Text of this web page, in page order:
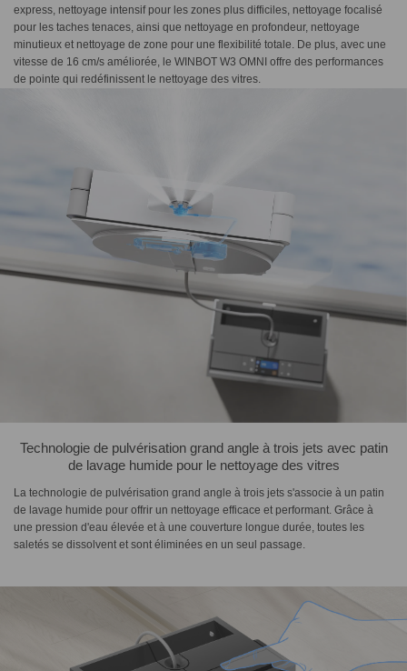
express, nettoyage intensif pour les zones plus difficiles, nettoyage focalisé
pour les taches tenaces, ainsi que nettoyage en profondeur, nettoyage
minutieux et nettoyage de zone pour une flexibilité totale. De plus, avec une
vitesse de 16 cm/s améliorée, le WINBOT W3 OMNI offre des performances
de pointe qui redéfinissent le nettoyage des vitres.
Technologie de pulvérisation grand angle à trois jets avec patin
de lavage humide pour le nettoyage des vitres
La technologie de pulvérisation grand angle à trois jets s'associe à un patin
de lavage humide pour offrir un nettoyage efficace et performant. Grâce à
une pression d'eau élevée et à une couverture longue durée, toutes les
saletés se dissolvent et sont éliminées en un seul passage.